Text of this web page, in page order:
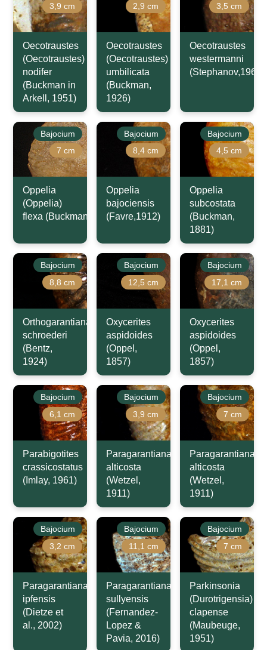
3,9 cm
Oecotraustes
(Oecotraustes)
nodifer
(Buckman in
Arkell, 1951)
2,9 cm
Oecotraustes
(Oecotraustes)
umbilicata
(Buckman,
1926)
3,5 cm
Oecotraustes
westermanni
(Stephanov,1966)
Bajocium
7 cm
Oppelia
(Oppelia)
flexa (Buckman,1924)
Bajocium
8,4 cm
Oppelia
bajociensis
(Favre,1912)
Bajocium
4,5 cm
Oppelia
subcostata
(Buckman,
1881)
Bajocium
8,8 cm
Orthogarantiana
schroederi
(Bentz,
1924)
Bajocium
12,5 cm
Oxycerites
aspidoides
(Oppel,
1857)
Bajocium
17,1 cm
Oxycerites
aspidoides
(Oppel,
1857)
Bajocium
6,1 cm
Parabigotites
crassicostatus
(Imlay, 1961)
Bajocium
3,9 cm
Paragarantiana
alticosta
(Wetzel,
1911)
Bajocium
7 cm
Paragarantiana
alticosta
(Wetzel,
1911)
Bajocium
3,2 cm
Paragarantiana
ipfensis
(Dietze et
al., 2002)
Bajocium
11,1 cm
Paragarantiana
sullyensis
(Fernandez-
Lopez &
Pavia, 2016)
Bajocium
7 cm
Parkinsonia
(Durotrigensia)
clapense
(Maubeuge,
1951)